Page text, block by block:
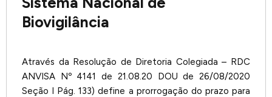
Biovigilância
Através da Resolução de Diretoria Colegiada – RDC
ANVISA Nº 4141 de 21.08.20 DOU de 26/08/2020
Seção I Pág. 133) define a prorrogação do prazo para